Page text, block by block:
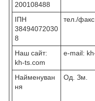
200108488
ІПН
38494072030
8
тел./
Наш сайт:
kh-ts.com
e-mail:
Найменуван
ня
Од. Зм.